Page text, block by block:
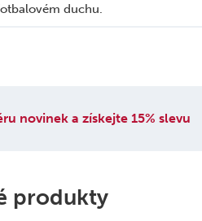
duchu.
novinek a získejte 15% slevu
produkty